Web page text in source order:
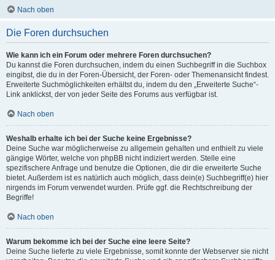
Nach oben
Die Foren durchsuchen
Wie kann ich ein Forum oder mehrere Foren durchsuchen?
Du kannst die Foren durchsuchen, indem du einen Suchbegriff in die Suchbox
eingibst, die du in der Foren-Übersicht, der Foren- oder Themenansicht findest.
Erweiterte Suchmöglichkeiten erhältst du, indem du den „Erweiterte Suche“-
Link anklickst, der von jeder Seite des Forums aus verfügbar ist.
Nach oben
Weshalb erhalte ich bei der Suche keine Ergebnisse?
Deine Suche war möglicherweise zu allgemein gehalten und enthielt zu viele
gängige Wörter, welche von phpBB nicht indiziert werden. Stelle eine
spezifischere Anfrage und benutze die Optionen, die dir die erweiterte Suche
bietet. Außerdem ist es natürlich auch möglich, dass dein(e) Suchbegriff(e) hier
nirgends im Forum verwendet wurden. Prüfe ggf. die Rechtschreibung der
Begriffe!
Nach oben
Warum bekomme ich bei der Suche eine leere Seite?
Deine Suche lieferte zu viele Ergebnisse, somit konnte der Webserver sie nicht